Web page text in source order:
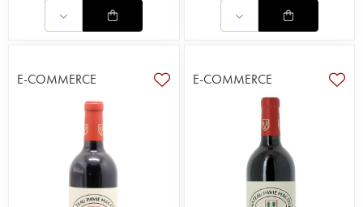
E-COMMERCE E-COMMERCE